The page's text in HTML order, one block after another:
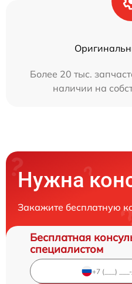
Более 20 тыс.
наличии на
Нужна
Закажите бесплатную
Бесплатная
специалистом